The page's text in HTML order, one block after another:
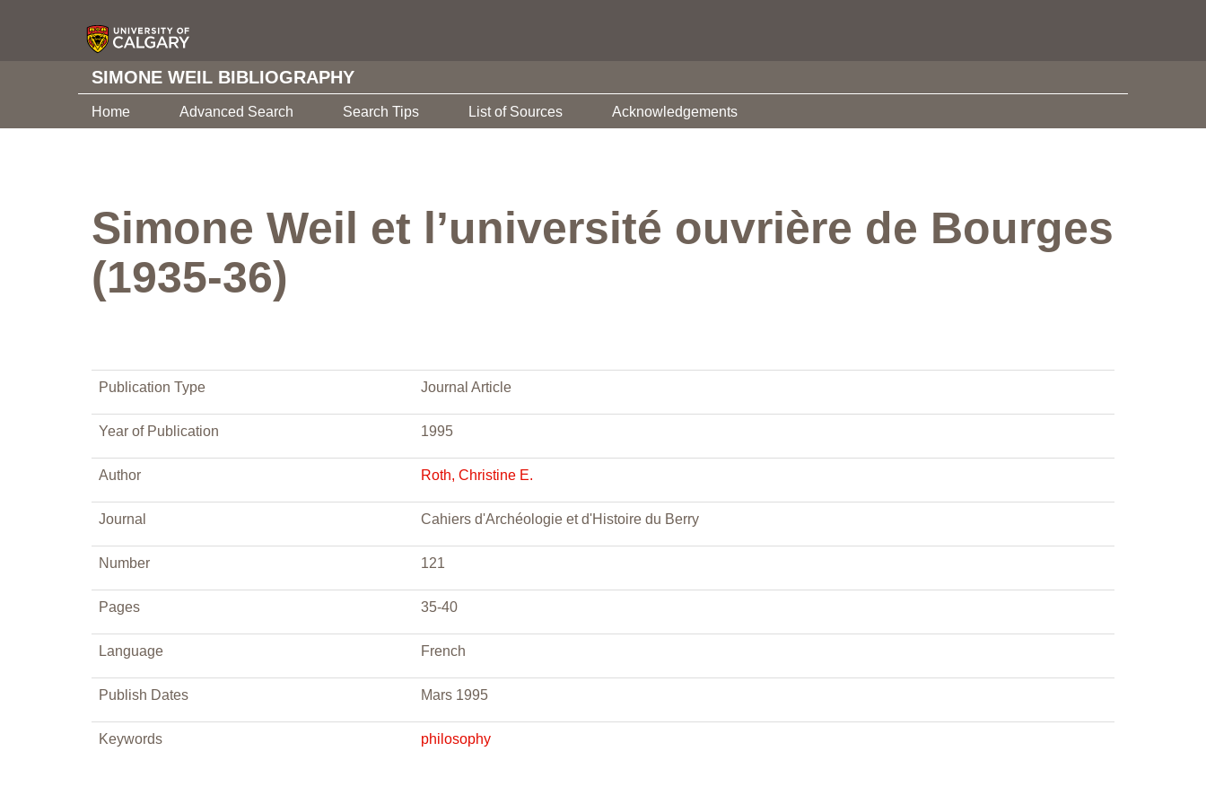
SIMONE WEIL BIBLIOGRAPHY
Home Advanced Search Search Tips List of Sources Acknowledgements
Simone Weil et l’université ouvrière de Bourges
(1935-36)
Publication Type Journal Article
Year of Publication 1995
Author Roth, Christine E.
Journal Cahiers d'Archéologie et d'Histoire du Berry
Number 121
Pages 35-40
Language French
Publish Dates Mars 1995
Keywords philosophy